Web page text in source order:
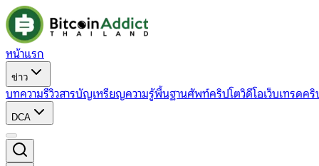
หน้าแรก
ข่าว
บทความรีวิวสารบัญเหรียญความรู้พื้นฐานศัพท์คริปโตวิดีโอเว็บเทรดค
DCA